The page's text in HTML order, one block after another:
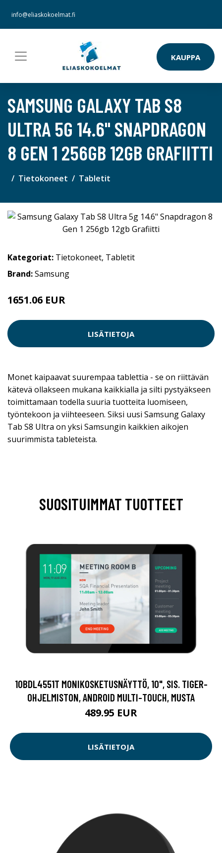
info@eliaskokoelmat.fi
KAUPPA
SAMSUNG GALAXY TAB S8
ULTRA 5G 14.6" SNAPDRAGON
8 GEN 1 256GB 12GB GRAFIITTI
Tietokoneet Tabletit
Kategoriat: Tietokoneet, Tabletit
Brand:Samsung
1651.06 EUR
LISÄTIETOJA
Monet kaipaavat suurempaa tablettia - se on riittävän
kätevä ollakseen mukana kaikkialla ja silti pystyäkseen
toimittamaan todella suuria tuotteita luomiseen,
työntekoon ja viihteeseen. Siksi uusi Samsung Galaxy
Tab S8 Ultra on yksi Samsungin kaikkien aikojen
suurimmista tableteista.
SUOSITUIMMAT TUOTTEET
10BDL4551T MONIKOSKETUSNÄYTTÖ, 10", SIS. TIGER-
OHJELMISTON, ANDROID MULTI-TOUCH, MUSTA
489.95 EUR
LISÄTIETOJA